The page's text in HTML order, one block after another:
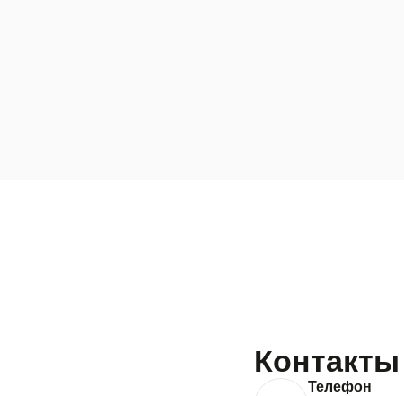
Контакты
Телефон